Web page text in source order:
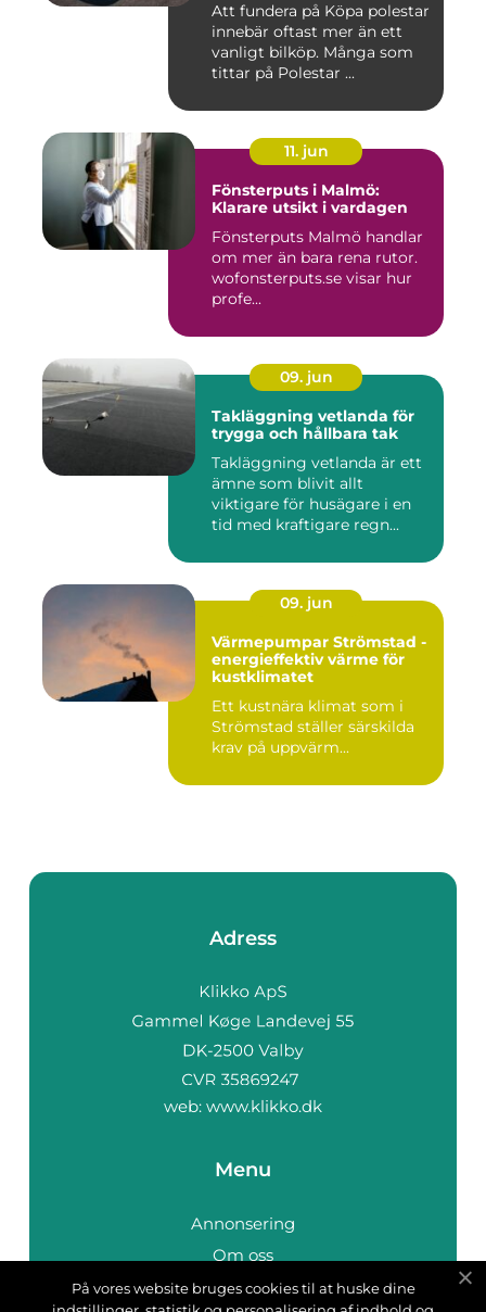
Att fundera på Köpa polestar
innebär oftast mer än ett
vanligt bilköp. Många som
tittar på Polestar ...
11. jun
Fönsterputs i Malmö:
Klarare utsikt i vardagen
Fönsterputs Malmö handlar
om mer än bara rena rutor.
wofonsterputs.se visar hur
profe...
09. jun
Takläggning vetlanda för
trygga och hållbara tak
Takläggning vetlanda är ett
ämne som blivit allt
viktigare för husägare i en
tid med kraftigare regn...
09. jun
Värmepumpar Strömstad -
energieffektiv värme för
kustklimatet
Ett kustnära klimat som i
Strömstad ställer särskilda
krav på uppvärm...
Adress
web: www.klikko.dk
Menu
Annonsering
Om oss
Cookies
På vores website bruges cookies til at huske dine